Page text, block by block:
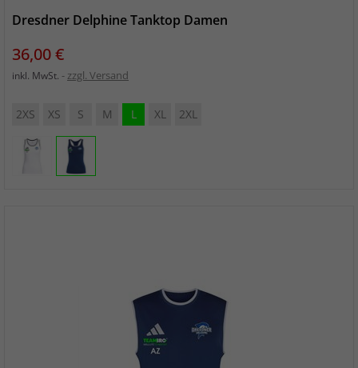
Dresdner Delphine Tanktop Damen
Preis
36,00 €
inkl. MwSt. zzgl. Versand
2XS XS S M L XL 2XL